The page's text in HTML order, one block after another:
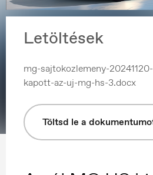
Letöltések
mg-sajtokozlemeny-
kapott-az-uj-mg-hs-3.docx
Töltsd le a